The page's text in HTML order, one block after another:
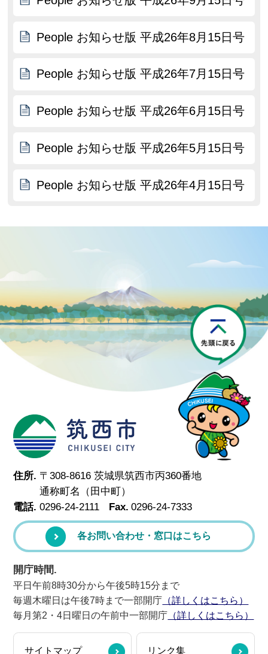
People お知らせ版 平成26年8月15日号
People お知らせ版 平成26年7月15日号
People お知らせ版 平成26年6月15日号
People お知らせ版 平成26年5月15日号
People お知らせ版 平成26年4月15日号
筑西市
住所. 〒308-8616 茨城県筑西市丙360番地
通称町名（田中町）
電話. 0296-24-2111 Fax. 0296-24-7333
各お問い合わせ・窓口はこちら
開庁時間.
平日午前8時30分から午後5時15分まで
毎週木曜日は午後7時まで一部開庁 （詳しくはこちら）
毎月第2・4日曜日の午前中一部開庁 （詳しくはこちら）
サイトマップ リンク集